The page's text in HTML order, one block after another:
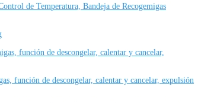
de Temperatura, Bandeja de Recogemigas
función de descongelar, calentar y cancelar,
función de descongelar, calentar y cancelar, expulsión